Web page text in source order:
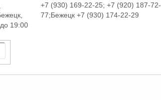
19:00
+7 (930) 169-22-25; +7 (920) 187-72-
77;Бежецк +7 (930) 174-22-29